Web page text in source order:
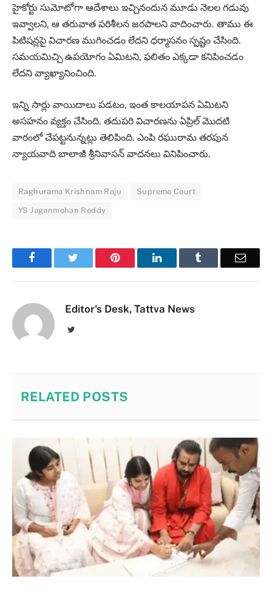
హైకోర్టు సుమోటోగా ఆదేశాలు ఇచ్చినందున మూడు నెలల గడువు
ఇవ్వాలని, ఆ తరువాత పరిశీలన జరపాలని వాదించారు. తాము ఈ
పిటిషన్లపై విచారణ ముగించడం లేదని ధర్మాసనం స్పష్టం చేసింది.
సమయమిచ్చి ఉపయోగం ఏమిటని, ఫలితం ఎక్కడా కనిపించడం
లేదని వ్యాఖ్యానించింది.
ఇన్ని సార్లు వాయిదాలు పడటం, ఇంత కాలయాపన ఏమిటని
అసహనం వ్యక్తం చేసింది. తదుపరి విచారణను ఏప్రిల్‌ మొదటి
వారంలో చేపట్టనున్నట్లు తెలిపింది. ఎంపి రఘురామ తరపున
న్యాయవాది బాలాజీ శ్రీనివాసన్‌ వాదనలు వినిపించారు.
Raghurama Krishnam Raju Supreme Court
YS Jaganmohan Reddy
Facebook Pinterest LinkedIn Email
Editor's Desk, Tattva News
Twitter
RELATED POSTS